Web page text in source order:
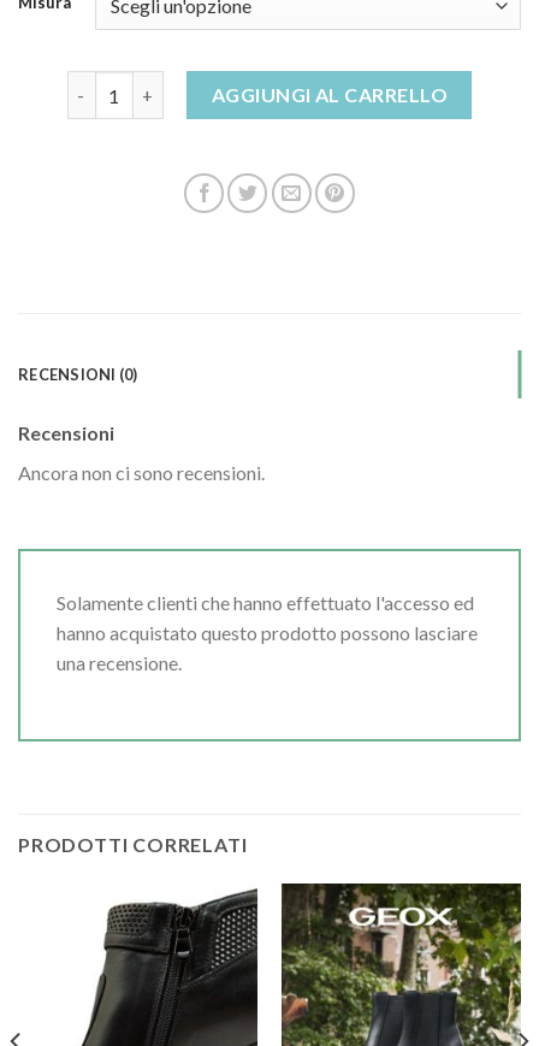
AGGIUNGI AL CARRELLO
RECENSIONI (0)
Recensioni
Ancora non ci sono recensioni.
Solamente clienti che hanno effettuato l'accesso ed
hanno acquistato questo prodotto possono lasciare
una recensione.
PRODOTTI CORRELATI